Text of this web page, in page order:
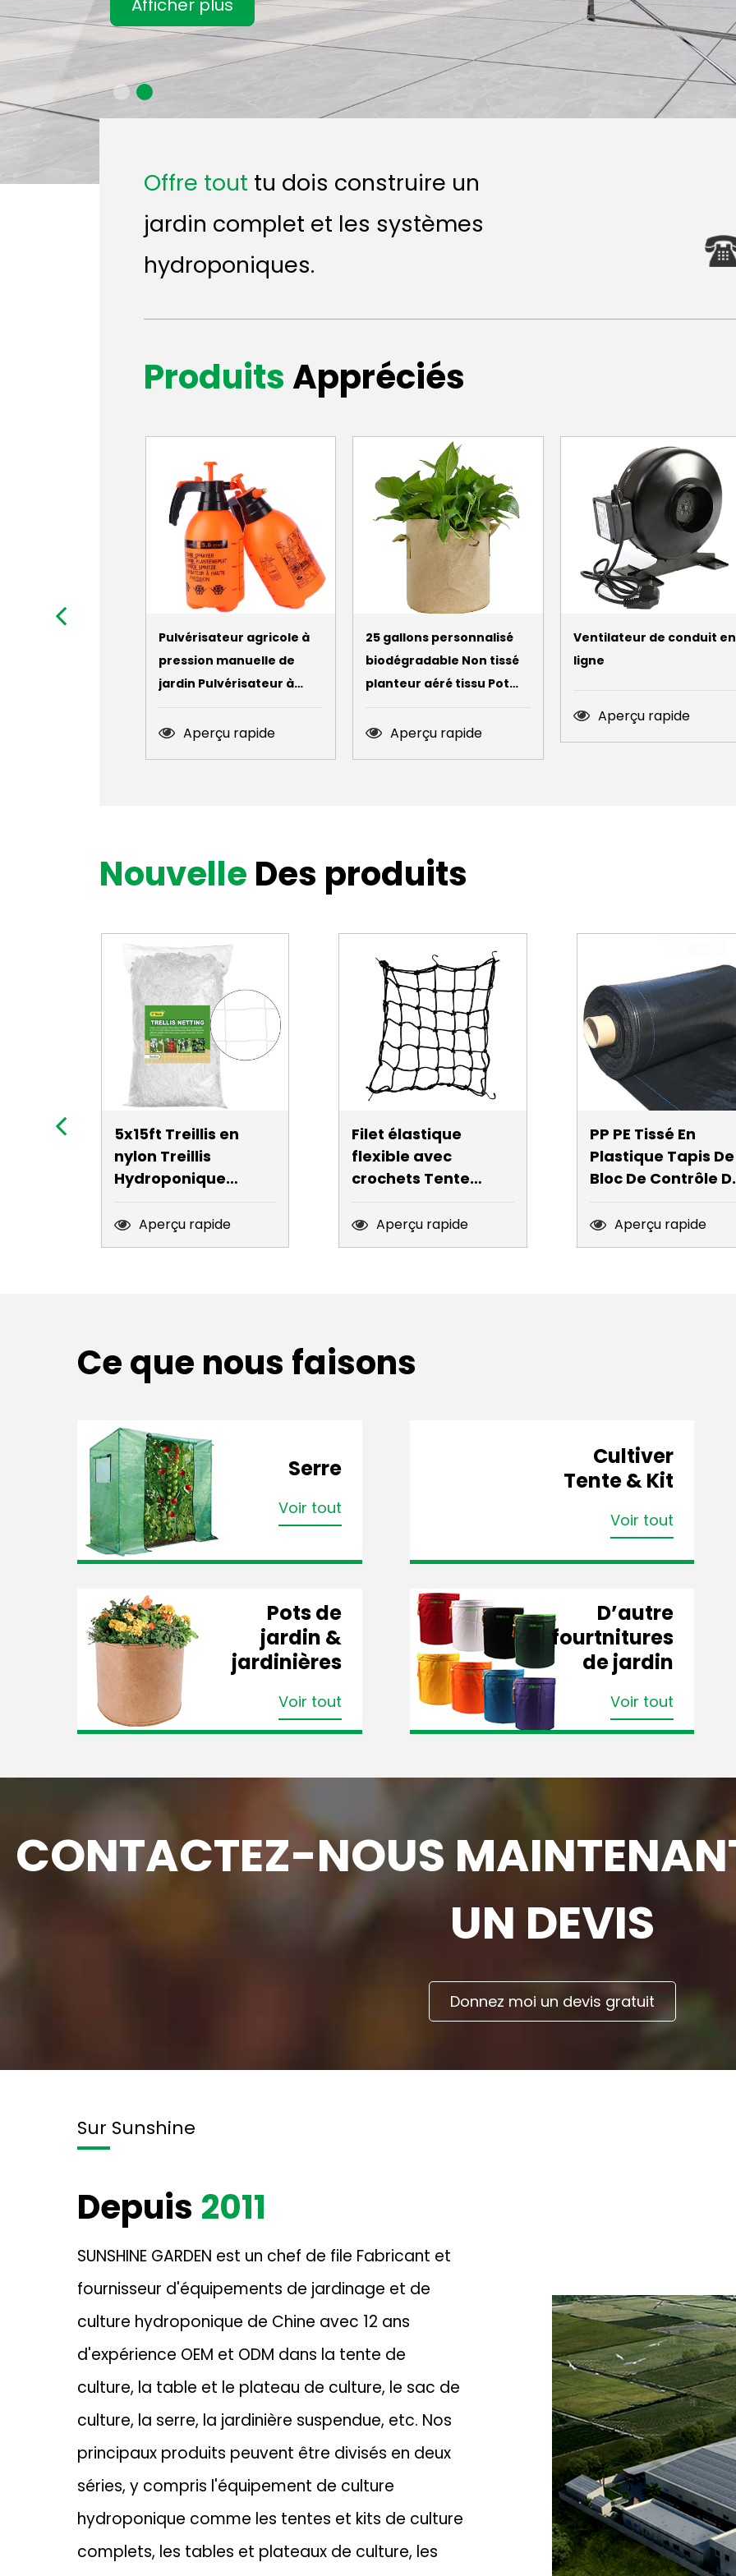
Afficher plus
Afficher plus
Offre tout tu dois construire un
jardin complet et les systèmes
hydroponiques.
ProduitsAppréciés
Pulvérisateur agricole à
pression manuelle de
jardin Pulvérisateur à
brouillard
Aperçu rapide
25 gallons personnalisé
biodégradable Non tissé
planteur aéré tissu Pot
feutre grandir sac 25
Aperçu rapide
Ventilateur de conduit en
ligne
Aperçu rapide
Nouvelle Des produits
5x15ft Treillis en
nylon Treillis
Hydroponique
de jardinage blanc
très résistant
Aperçu rapide
Filet élastique
flexible avec
crochets Tente
0,9 m Treillis en filet
flexible pour plantes
Aperçu rapide
PP PE Tissé En
Plastique Tapis De
Bloc De Contrôle
Barrière Contre Les
Mauvaises Herbes
Aperçu rapide
Ce que nous faisons
Serre
Voir tout
Cultiver
Tente & Kit
Voir tout
Pots de
jardin &
jardinières
Voir tout
D’autre
fourtnitures
de jardin
Voir tout
CONTACTEZ-NOUS
UN DEVIS
Donnez moi un devis gratuit
Sur Sunshine
Depuis 2011
SUNSHINE GARDEN est un chef de file Fabricant et
fournisseur d'équipements de jardinage et de
culture hydroponique de Chine avec 12 ans
d'expérience OEM et ODM dans la tente de
culture, la table et le plateau de culture, le sac de
culture, la serre, la jardinière suspendue, etc. Nos
principaux produits peuvent être divisés en deux
séries, y compris l'équipement de culture
hydroponique comme les tentes et kits de culture
complets, les tables et plateaux de culture, les